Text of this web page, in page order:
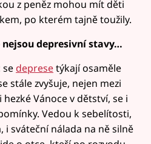
z peněz mohou mít děti
po kterém tajně toužily.
nejsou depresivní stavy…
se depresetýkají osaměle
stále zvyšuje, nejen mezi
Vánoce v dětství, se i
Vedou k sebelítosti,
sváteční nálada na ně silně